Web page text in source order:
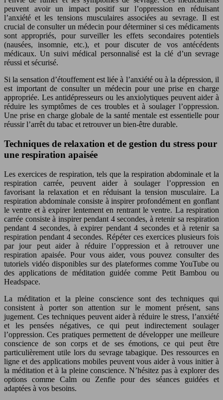
peuvent avoir un impact positif sur l’oppression en réduisant
l’anxiété et les tensions musculaires associées au sevrage. Il est
crucial de consulter un médecin pour déterminer si ces médicaments
sont appropriés, pour surveiller les effets secondaires potentiels
(nausées, insomnie, etc.), et pour discuter de vos antécédents
médicaux. Un suivi médical personnalisé est la clé d’un sevrage
réussi et sécurisé.
Si la sensation d’étouffement est liée à l’anxiété ou à la dépression, il
est important de consulter un médecin pour une prise en charge
appropriée. Les antidépresseurs ou les anxiolytiques peuvent aider à
réduire les symptômes de ces troubles et à soulager l’oppression.
Une prise en charge globale de la santé mentale est essentielle pour
réussir l’arrêt du tabac et retrouver un bien-être durable.
Techniques de relaxation et de gestion du stress pour
une respiration apaisée
Les exercices de respiration, tels que la respiration abdominale et la
respiration carrée, peuvent aider à soulager l’oppression en
favorisant la relaxation et en réduisant la tension musculaire. La
respiration abdominale consiste à inspirer profondément en gonflant
le ventre et à expirer lentement en rentrant le ventre. La respiration
carrée consiste à inspirer pendant 4 secondes, à retenir sa respiration
pendant 4 secondes, à expirer pendant 4 secondes et à retenir sa
respiration pendant 4 secondes. Répéter ces exercices plusieurs fois
par jour peut aider à réduire l’oppression et à retrouver une
respiration apaisée. Pour vous aider, vous pouvez consulter des
tutoriels vidéo disponibles sur des plateformes comme YouTube ou
des applications de méditation guidée comme Petit Bambou ou
Headspace.
La méditation et la pleine conscience sont des techniques qui
consistent à porter son attention sur le moment présent, sans
jugement. Ces techniques peuvent aider à réduire le stress, l’anxiété
et les pensées négatives, ce qui peut indirectement soulager
l’oppression. Ces pratiques permettent de développer une meilleure
conscience de son corps et de ses émotions, ce qui peut être
particulièrement utile lors du sevrage tabagique. Des ressources en
ligne et des applications mobiles peuvent vous aider à vous initier à
la méditation et à la pleine conscience. N’hésitez pas à explorer des
options comme Calm ou Zenfie pour des séances guidées et
adaptées à vos besoins.